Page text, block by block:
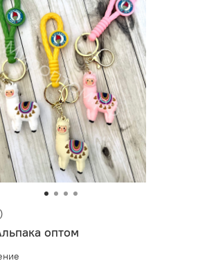
Лама Альпака оптом